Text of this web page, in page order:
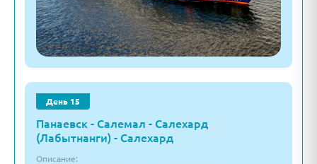
День 15
Панаевск - Салемал - Салехард
(Лабытнанги) - Салехард
Описание: